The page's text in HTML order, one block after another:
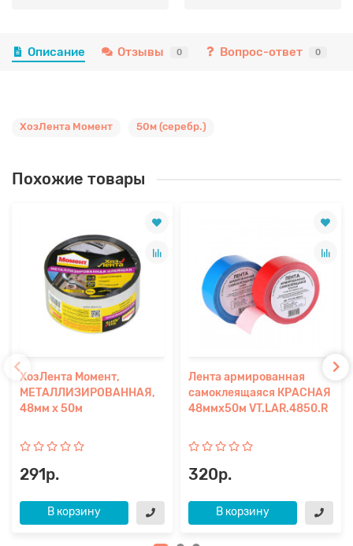
Описание Отзывы 0 Вопрос-ответ 0
ХозЛента Момент 50м (серебр.)
Похожие товары
ХозЛента Момент,
МЕТАЛЛИЗИРОВАННАЯ,
48мм х 50м
291р.
В корзину
Лента армированная
самоклеящаяся КРАСНАЯ
48ммх50м VT.LAR.4850.R
320р.
В корзину